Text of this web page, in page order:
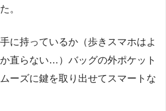
。
に持っているか（歩きスマホはよ
直らない…）バッグの外ポケット
ーズに鍵を取り出せてスマートな